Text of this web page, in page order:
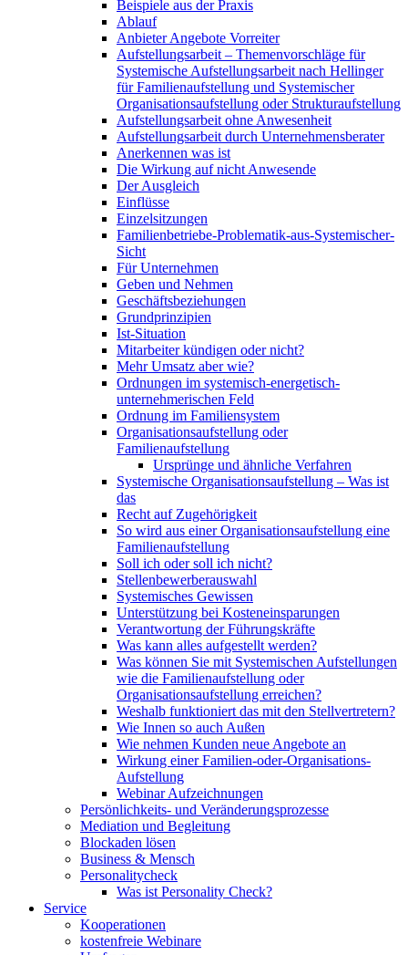
Beispiele aus der Praxis
Ablauf
Anbieter Angebote Vorreiter
Aufstellungsarbeit – Themenvorschläge für
Systemische Aufstellungsarbeit nach Hellinger
für Familienaufstellung und Systemischer
Organisationsaufstellung oder Strukturaufstellung
Aufstellungsarbeit ohne Anwesenheit
Aufstellungsarbeit durch Unternehmensberater
Anerkennen was ist
Die Wirkung auf nicht Anwesende
Der Ausgleich
Einflüsse
Einzelsitzungen
Familienbetriebe-Problematik-aus-Systemischer-
Sicht
Für Unternehmen
Geben und Nehmen
Geschäftsbeziehungen
Grundprinzipien
Ist-Situation
Mitarbeiter kündigen oder nicht?
Mehr Umsatz aber wie?
Ordnungen im systemisch-energetisch-
unternehmerischen Feld
Ordnung im Familiensystem
Organisationsaufstellung oder
Familienaufstellung
Ursprünge und ähnliche Verfahren
Systemische Organisationsaufstellung – Was ist
das
Recht auf Zugehörigkeit
So wird aus einer Organisationsaufstellung eine
Familienaufstellung
Soll ich oder soll ich nicht?
Stellenbewerberauswahl
Systemisches Gewissen
Unterstützung bei Kosteneinsparungen
Verantwortung der Führungskräfte
Was kann alles aufgestellt werden?
Was können Sie mit Systemischen Aufstellungen
wie die Familienaufstellung oder
Organisationsaufstellung erreichen?
Weshalb funktioniert das mit den Stellvertretern?
Wie Innen so auch Außen
Wie nehmen Kunden neue Angebote an
Wirkung einer Familien-oder-Organisations-
Aufstellung
Webinar Aufzeichnungen
Persönlichkeits- und Veränderungsprozesse
Mediation und Begleitung
Blockaden lösen
Business & Mensch
Personalitycheck
Was ist Personality Check?
Service
Kooperationen
kostenfreie Webinare